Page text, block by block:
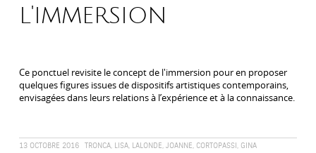
l'immersion
Ce ponctuel revisite le concept de l'immersion pour en proposer
quelques figures issues de dispositifs artistiques contemporains,
envisagées dans leurs relations à l’expérience et à la connaissance.
13 OCTOBRE 2016 TRONCA, LISA, LALONDE, JOANNE, CORTOPASSI, GINA